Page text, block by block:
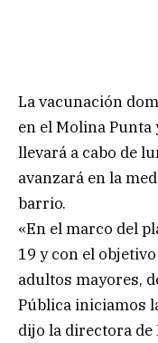
La vacunación
en el Molina Punta
llevará a cabo de
avanzará en la
barrio.
«En el marco del
19 y con el
adultos mayores,
Pública iniciamos
dijo la directora